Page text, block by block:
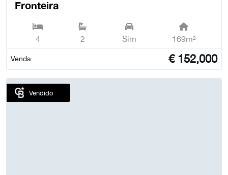
Fronteira
4 2 Sim 169m²
Venda € 152,000
Vendido